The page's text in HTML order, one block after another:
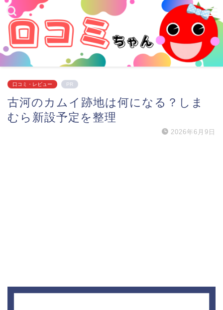
口コミ・レビュー PR
古河のカムイ跡地は何になる？しま
むら新設予定を整理
2026年6月9日